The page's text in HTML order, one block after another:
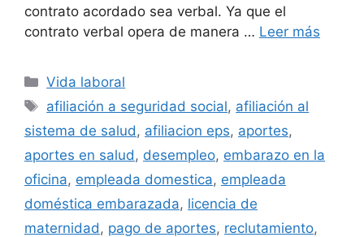
contrato acordado sea verbal. Ya que el
contrato verbal opera de manera … Leer más
Categorías
Vida laboral
Etiquetas
afiliación a seguridad social, afiliación al
sistema de salud , afiliacion eps, aportes,
aportes en salud , desempleo, embarazo en la
oficina, empleada domestica, empleada
doméstica embarazada, licencia de
maternidad , pago de aportes, reclutamiento,